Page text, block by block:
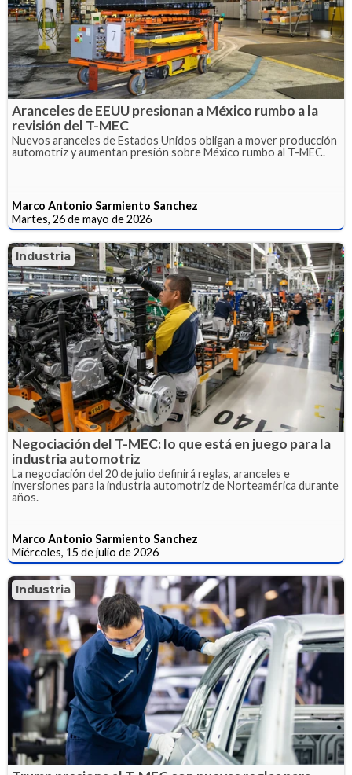
Aranceles de EEUU presionan a México rumbo a la
revisión del T-MEC
Nuevos aranceles de Estados Unidos obligan a mover producción
automotriz y aumentan presión sobre México rumbo al T-MEC.
Marco Antonio Sarmiento Sanchez
Martes, 26 de mayo de 2026
Industria
Negociación del T-MEC: lo que está en juego para la
industria automotriz
La negociación del 20 de julio definirá reglas, aranceles e
inversiones para la industria automotriz de Norteamérica durante
años.
Marco Antonio Sarmiento Sanchez
Miércoles, 15 de julio de 2026
Industria